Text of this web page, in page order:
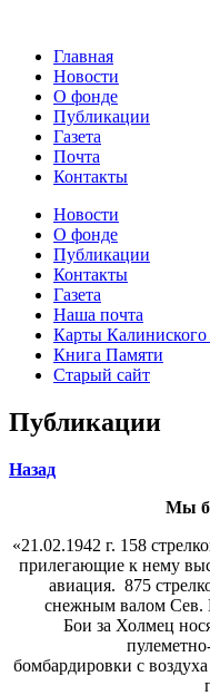
Главная
Новости
О фонде
Публикации
Газета
Почта
Контакты
Новости
О фонде
Публикации
Контакты
Газета
Наша почта
Карты Калиниского
Книга Памяти
Старый сайт
Публикации
Назад
Мы
«21.02.1942 г. 158
прилегающие к нему
авиация. 875
снежным валом Сев.
Бои за Холмец
бомбардировки с